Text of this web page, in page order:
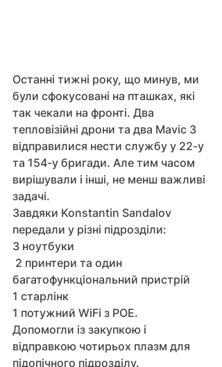
Останні тижні року, що минув, ми
були сфокусовані на пташках, які
так чекали на фронті. Два
тепловізійні дрони та два Mavic 3
відправилися нести службу у 22-у
та 154-у бригади. Але тим часом
вирішували і інші, не менш важливі
задачі.
Завдяки Konstantin Sandalov
передали у різні підрозділи:
3 ноутбуки
2 принтери та один
багатофункціональний пристрій
1 старлінк
1 потужний WiFi з POE.
Допомогли із закупкою і
відправкою чотирьох плазм для
підопічного підрозділу.